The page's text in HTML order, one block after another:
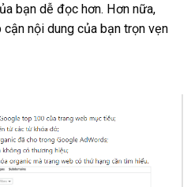
bạn dễ đọc hơn. Hơn nữa,
nội dung của bạn trọn vẹn